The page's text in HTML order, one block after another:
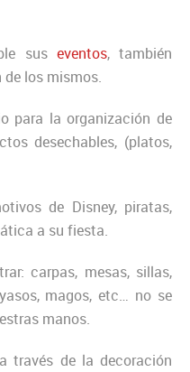
sus eventos, también
los mismos.
para la organización de
desechables, (platos,
de Disney, piratas,
a su fiesta.
carpas, mesas, sillas,
magos, etc… no se
manos.
través de la decoración